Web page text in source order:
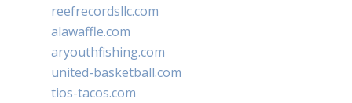
reefrecordsllc.com
alawaffle.com
aryouthfishing.com
united-basketball.com
tios-tacos.com